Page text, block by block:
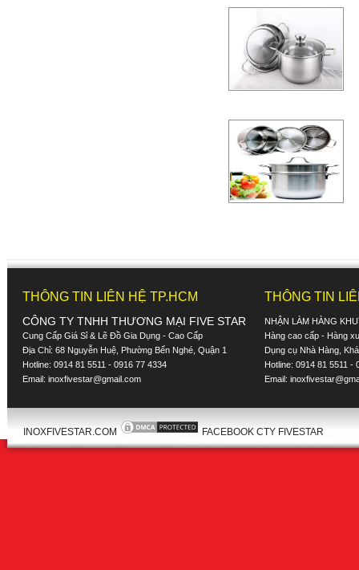
THÔNG TIN LIÊN HỆ TP.HCM
CÔNG TY TNHH THƯƠNG MẠI FIVE STAR
Cung Cấp Giá Sỉ & Lẽ Đồ Gia Dụng - Cao Cấp
Địa Chỉ: 68 Nguyễn Huệ, Phường Bến Nghé, Quận 1
Hotline: 0914 81 5511 - 0916 77 4334
Email: inoxfivestar@gmail.com
THÔNG TIN
NHẬN LÀM HÀNG
Hàng cao cấp - Hàng
Dụng cụ Nhà Hàng,
Hotline: 0914 81 5511 -
Email:
INOXFIVESTAR.COM FACEBOOK CTY FIVESTAR